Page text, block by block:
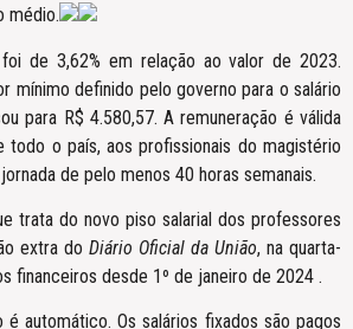
médio.
de 3,62% em relação ao valor de 2023.
mínimo definido pelo governo para o salário
para R$ 4.580,57. A remuneração é válida
todo o país, aos profissionais do magistério
de pelo menos 40 horas semanais.
trata do novo piso salarial dos professores
extra do Diário Oficial da União, na quarta-
financeiros desde 1º de janeiro de 2024 .
é automático. Os salários fixados são pagos